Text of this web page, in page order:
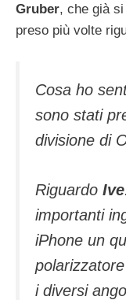
Gruber, che già
preso più volte
Cosa ho
sono stati
divisione di
Riguardo Ive
importanti
iPhone un
i diversi